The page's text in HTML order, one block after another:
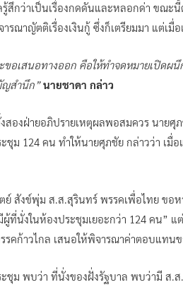
สึกว่าเป็นเรื่องกดดันและหลอกด่า ขณะนี้
รณาญัตติเรื่องเงินกู้ ซึ่งก็เตรียมมา แต่เ
ขอเสนอทางออก คือให้ทำจดหมายเปิด
ญสำนึก” นายชาดา กล่าว
องฝ่ายอภิปรายเหตุผลพอสมควร นายศุ
ชุม 124 คน ทำให้นายศุภชัย กล่าวว่า เ
ย์ สังข์พุ่ม ส.ส.สุรินทร์ พรรคเพื่อไทย ขอ
ผู้ที่นั่งในห้องประชุมเยอะกว่า 124 คน
คก้าวไกล เสนอให้พิจารณาค่าตอบแทน
ชุม พบว่า ที่นั่งของฝั่งรัฐบาล พบว่ามี ส.ส